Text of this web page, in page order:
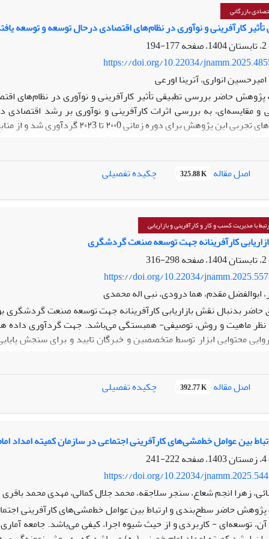
بازرگانی
کارآفرینی و نوآوری در نظام‌های اقتصادی درحال توسعه و توسعه
177-194
https://doi.org/10.22034/
انواری، آترینا اورعی
حاضر بررسی تطبیقی تأثیر کارآفرینی و نوآوری در نظام‌های
و مقایسه‌ای، به بررسی اثرات کارآفرینی و نوآوری بر رشد
می‌باشد. داده‌های تجربی این پژوهش
گروه کشورها تأثیر مثبت و معناداری بر رشد اقتصادی دارند؛ با
که در کشورهای در حال توسعه، نوآوری‌ها عمدتاً در پاسخ به نیازهای
ساختاری ایفا کند. در مقابل، در کشورهای توسعه‌یافته، اگرچه
در راستای تقویت نوآوری و کارآفرینی تأکید دارد.
اصل مقاله 325.88 K چکیده تفصیلی
با مدیریت کسب و کار و کارآفرینی و بازاریابی
کارآفرینانه جهت توسعه صنعت گردشگری
298-316
https://doi.org/10.22034/
ابوالفضل مقدم، هما درودی، نبی اله محمدی
حاضر بدنبال نقش بازاریابی کارآفرینانه جهت توسعه صنعت
محتوایی ابزار توسط متخصصین و خبرگان تایید و برای سنجش
بازاریابی کارآفرینانه گردشگری سلامت تحت تأثیر عوامل انسانی،
دارد. اجرای راهبردهای نوآورانه موجب ارتقای تجربه
و بهره‌گیری از فناوری‌های نوین را برای توسعه پایدار
اصل مقاله 392.77 K چکیده تفصیلی
بین عوامل خط‌مشی‌های کارآفرینی اجتماعی در سازمان کمیته امداد
222-241
https://doi.org/10.22034/
زهرا انجم شعاع، سنجر سلاجقه، محمد جلال کمالی، مهدی محمد باقری
حاضر سطح‌بندی و ارتباط بین عوامل خط‌مشی‌های کارآفرینی